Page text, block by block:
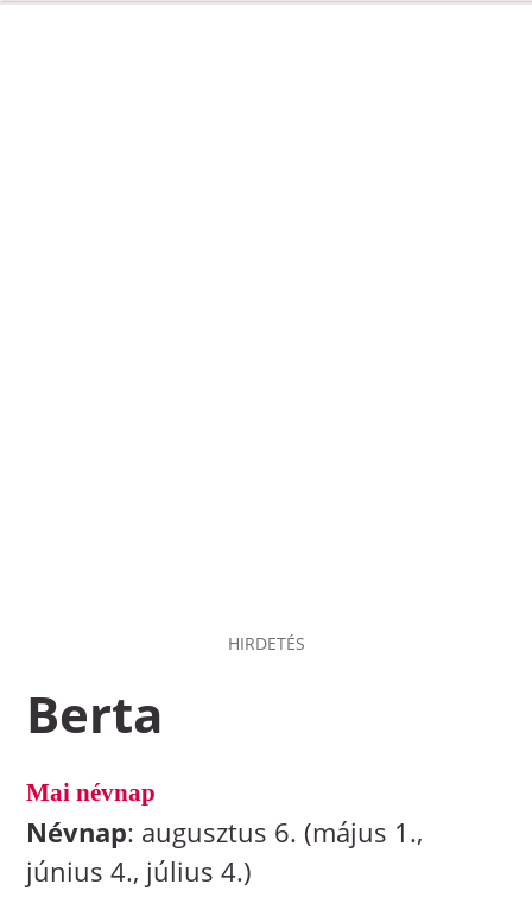
HIRDETÉS
Berta
Mai névnap
Névnap: augusztus 6. (május 1.,
június 4., július 4.)